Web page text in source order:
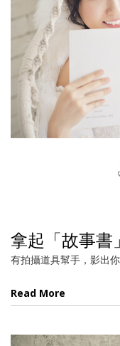
拿起「故事書
有拍攝道具幫手，影出
Read More